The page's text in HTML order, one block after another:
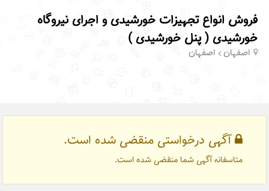
فروش انواع تجهیزات خورشیدی و اجرای نیروگاه
خورشیدی ( پنل خورشیدی )
اصفهان اصفهان
آگهی درخواستی منقضی شده است.
متاسفانه آگهی شما منقضی شده است.